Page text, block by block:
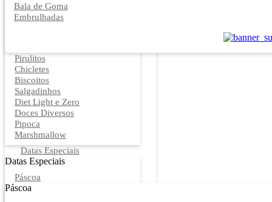
Bala de Goma
Embrulhadas
Pirulitos
Chicletes
Biscoitos
Salgadinhos
Diet Light e Zero
Doces Diversos
Pipoca
Marshmallow
Datas Especiais
Datas Especiais
Páscoa
Páscoa